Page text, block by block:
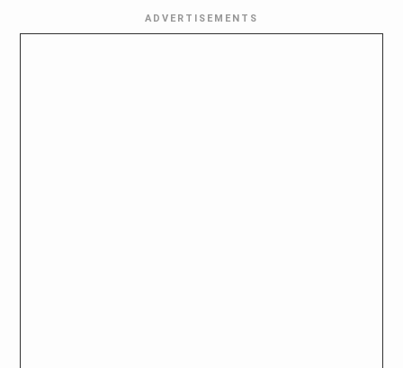
ADVERTISEMENTS